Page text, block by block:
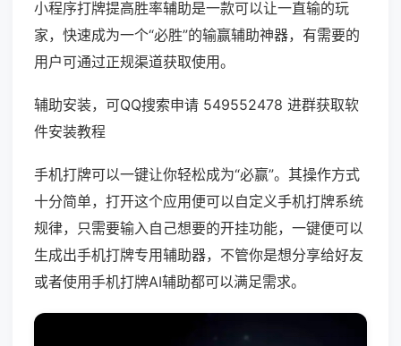
小程序打牌提高胜率辅助是一款可以让一直输的玩
家，快速成为一个“必胜”的输赢辅助神器，有需要的
用户可通过正规渠道获取使用。
辅助安装，可QQ搜索申请 549552478 进群获取软
件安装教程
手机打牌可以一键让你轻松成为“必赢”。其操作方式
十分简单，打开这个应用便可以自定义手机打牌系统
规律，只需要输入自己想要的开挂功能，一键便可以
生成出手机打牌专用辅助器，不管你是想分享给好友
或者使用手机打牌AI辅助都可以满足需求。